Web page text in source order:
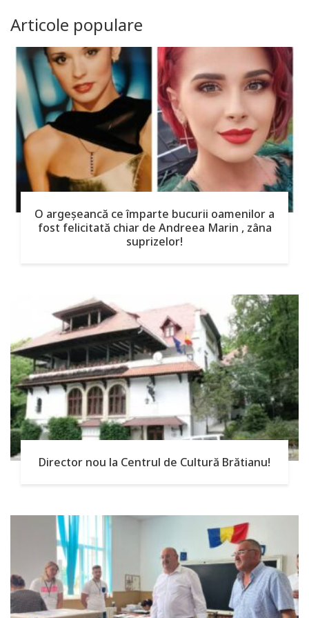
Articole populare
O argeşeancă ce împarte bucurii oamenilor a
fost felicitată chiar de Andreea Marin , zâna
suprizelor!
Director nou la Centrul de Cultură Brătianu!